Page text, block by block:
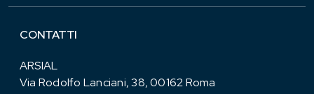
CONTATTI
ARSIAL
Via Rodolfo Lanciani, 38, 00162 Roma